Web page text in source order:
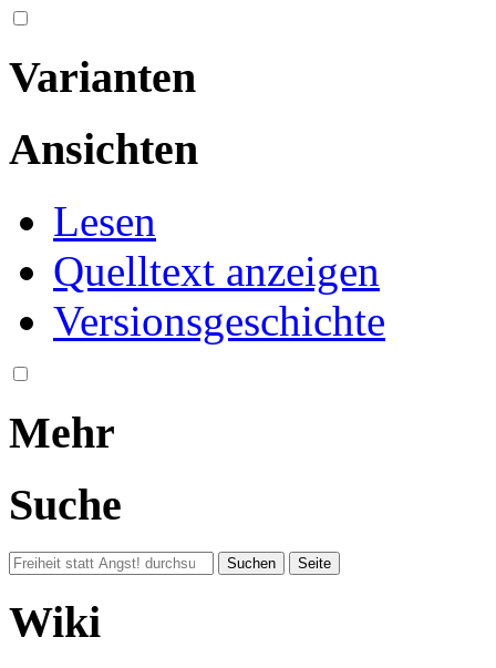
Varianten
Ansichten
Lesen
Quelltext anzeigen
Versionsgeschichte
Mehr
Suche
Wiki